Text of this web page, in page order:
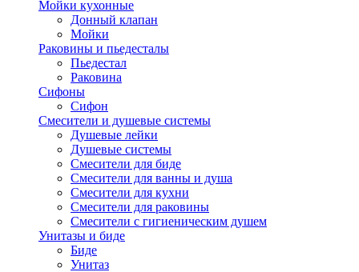
Мойки кухонные
Донный клапан
Мойки
Раковины и пьедесталы
Пьедестал
Раковина
Сифоны
Сифон
Смесители и душевые системы
Душевые лейки
Душевые системы
Смесители для биде
Смесители для ванны и душа
Смесители для кухни
Смесители для раковины
Смесители с гигиеническим душем
Унитазы и биде
Биде
Унитаз